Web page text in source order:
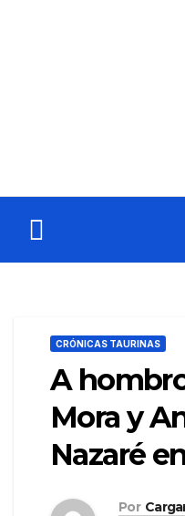
CRÓNICAS TAURINAS
A
Mora y
Nazaré
Por